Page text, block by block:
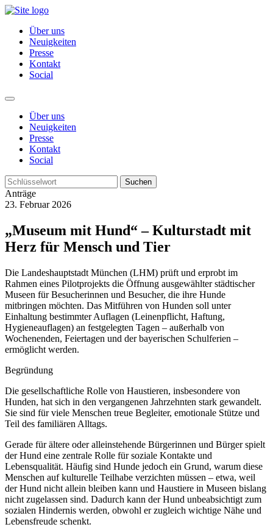
Über uns
Neuigkeiten
Presse
Kontakt
Social
Über uns
Neuigkeiten
Presse
Kontakt
Social
Suchen
Anträge
23. Februar 2026
„Museum mit Hund“ – Kulturstadt mit
Herz für Mensch und Tier
Die Landeshauptstadt München (LHM) prüft und erprobt im
Rahmen eines Pilotprojekts die Öffnung ausgewählter städtischer
Museen für Besucherinnen und Besucher, die ihre Hunde
mitbringen möchten. Das Mitführen von Hunden soll unter
Einhaltung bestimmter Auflagen (Leinenpflicht, Haftung,
Hygieneauflagen) an festgelegten Tagen – außerhalb von
Wochenenden, Feiertagen und der bayerischen Schulferien –
ermöglicht werden.
Begründung
Die gesellschaftliche Rolle von Haustieren, insbesondere von
Hunden, hat sich in den vergangenen Jahrzehnten stark gewandelt.
Sie sind für viele Menschen treue Begleiter, emotionale Stütze und
Teil des familiären Alltags.
Gerade für ältere oder alleinstehende Bürgerinnen und Bürger spielt
der Hund eine zentrale Rolle für soziale Kontakte und
Lebensqualität. Häufig sind Hunde jedoch ein Grund, warum diese
Menschen auf kulturelle Teilhabe verzichten müssen – etwa, weil
der Hund nicht allein bleiben kann und Haustiere in Museen bislang
nicht zugelassen sind. Dadurch kann der Hund unbeabsichtigt zum
sozialen Hindernis werden, obwohl er zugleich wichtige Nähe und
Lebensfreude schenkt.